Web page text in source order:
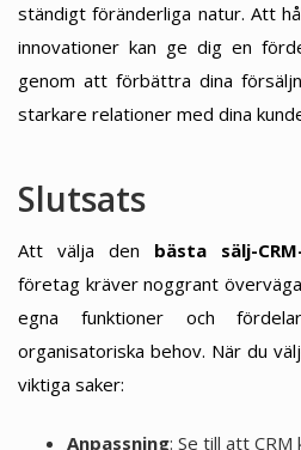
ständigt föränderliga natur. Att
innovationer kan ge dig en
genom att förbättra dina
starkare relationer med dina
Slutsats
Att välja den bästa sälj-
företag kräver noggrant
egna funktioner och
organisatoriska behov. När du
viktiga saker:
Anpassning: Se till att